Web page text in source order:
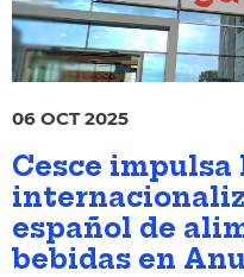
06 OCT 2025
Cesce impulsa
español de
bebidas en